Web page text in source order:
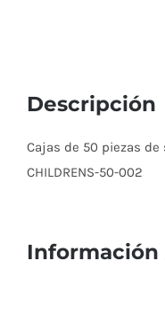
Descripción
Cajas de 50 piezas de
CHILDRENS-50-002